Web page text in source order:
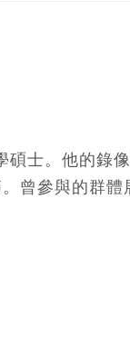
士。他的錄像
曾參與的群體